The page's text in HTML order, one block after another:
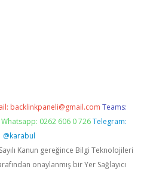
backlinkpaneli@gmail.com Teams:
Whatsapp: 0262 606 0 726 Telegram:
@karabul
Kanun gereğince Bilgi Teknolojileri
onaylanmış bir Yer Sağlayıcı